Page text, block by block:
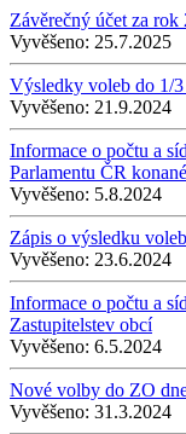
Závěrečný účet za rok
Vyvěšeno: 25.7.2025
Výsledky voleb do 1/
Vyvěšeno: 21.9.2024
Informace o počtu a
Parlamentu ČR
Vyvěšeno: 5.8.2024
Zápis o výsledku
Vyvěšeno: 23.6.2024
Informace o počtu a
Zastupitelstev obcí
Vyvěšeno: 6.5.2024
Nové volby do ZO
Vyvěšeno: 31.3.2024